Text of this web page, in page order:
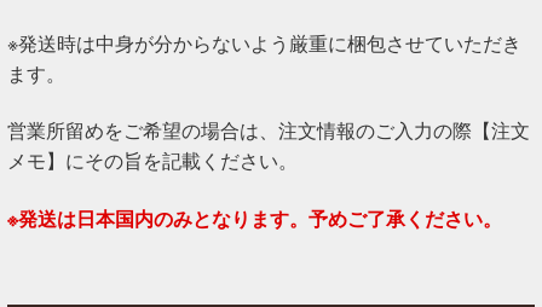
※発送時は中身が分からないよう厳重に梱包させていただき
ます。
営業所留めをご希望の場合は、注文情報のご入力の際【注文
メモ】にその旨を記載ください。
※発送は日本国内のみとなります。予めご了承ください。